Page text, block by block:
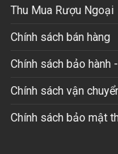
Thu Mua Rượu Ngoại
Chính sách bán hàng
Chính sách bảo hành
Chính sách vận
Chính sách bảo mật